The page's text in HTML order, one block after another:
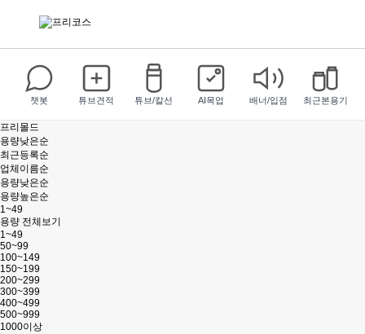
챗봇 튜브견적 튜브/칼선 AI목업 배너/입점 최근본용기
프리몰드
용량낮은순
최근등록순
업체이름순
용량낮은순
용량높은순
1~49
용량 전체보기
1~49
50~99
100~149
150~199
200~299
300~399
400~499
500~999
1000이상